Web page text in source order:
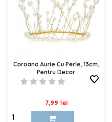
Coroana Aurie Cu Perle, 13cm,
Pentru Decor
Pret
7,99 lei